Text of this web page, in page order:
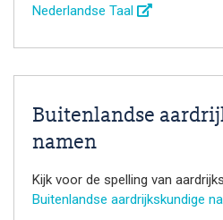
Nederlandse Taal
Buitenlandse
namen
Kijk voor de spelling van
Buitenlandse aardrijkskundige